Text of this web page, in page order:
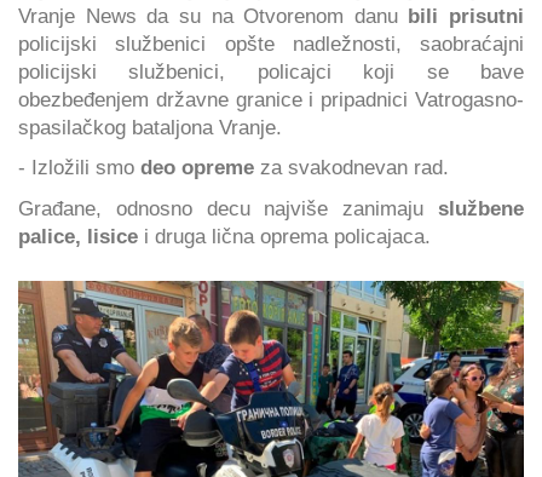
Vranje News da su na Otvorenom danu bili prisutni
policijski službenici opšte nadležnosti, saobraćajni
policijski službenici, policajci koji se bave
obezbeđenjem državne granice i pripadnici Vatrogasno-
spasilačkog bataljona Vranje.
- Izložili smo deo opreme za svakodnevan rad.
Građane, odnosno decu najviše zanimaju službene
palice, lisice i druga lična oprema policajaca.